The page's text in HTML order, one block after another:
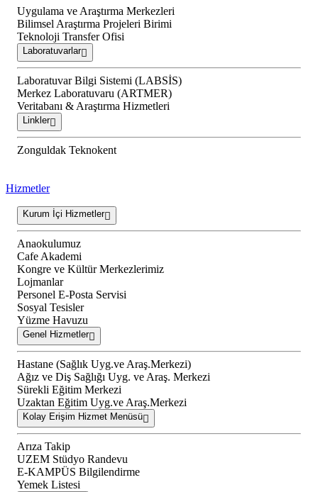
Uygulama ve Araştırma Merkezleri
Bilimsel Araştırma Projeleri Birimi
Teknoloji Transfer Ofisi
Laboratuvarlar
Laboratuvar Bilgi Sistemi (LABSİS)
Merkez Laboratuvaru (ARTMER)
Veritabanı & Araştırma Hizmetleri
Linkler
Zonguldak Teknokent
Hizmetler
Kurum İçi Hizmetler
Anaokulumuz
Cafe Akademi
Kongre ve Kültür Merkezlerimiz
Lojmanlar
Personel E-Posta Servisi
Sosyal Tesisler
Yüzme Havuzu
Genel Hizmetler
Hastane (Sağlık Uyg.ve Araş.Merkezi)
Ağız ve Diş Sağlığı Uyg. ve Araş. Merkezi
Sürekli Eğitim Merkezi
Uzaktan Eğitim Uyg.ve Araş.Merkezi
Kolay Erişim Hizmet Menüsü
Arıza Takip
UZEM Stüdyo Randevu
E-KAMPÜS Bilgilendirme
Yemek Listesi